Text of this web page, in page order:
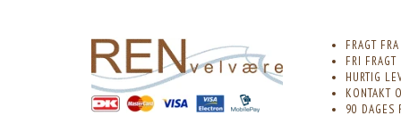
FRAGT
FRI
HURTIG
KONTAKT
90 DAGES